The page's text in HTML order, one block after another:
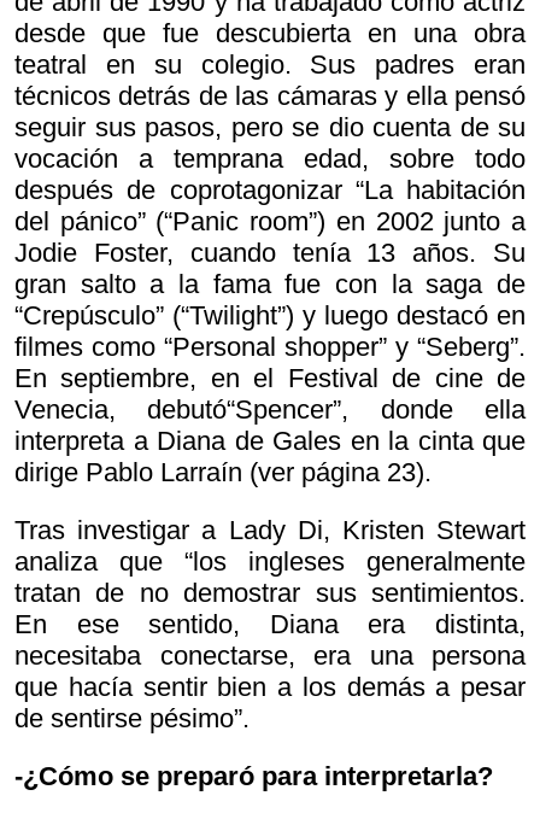
desde que fue descubierta en una obra
teatral en su colegio. Sus padres eran
técnicos detrás de las cámaras y ella pensó
seguir sus pasos, pero se dio cuenta de su
vocación a temprana edad, sobre todo
después de coprotagonizar “La habitación
del pánico” (“Panic room”) en 2002 junto a
Jodie Foster, cuando tenía 13 años. Su
gran salto a la fama fue con la saga de
“Crepúsculo” (“Twilight”) y luego destacó en
filmes como “Personal shopper” y “Seberg”.
En septiembre, en el Festival de cine de
Venecia, debutó“Spencer”, donde ella
interpreta a Diana de Gales en la cinta que
dirige Pablo Larraín (ver página 23).
Tras investigar a Lady Di, Kristen Stewart
analiza que “los ingleses generalmente
tratan de no demostrar sus sentimientos.
En ese sentido, Diana era distinta,
necesitaba conectarse, era una persona
que hacía sentir bien a los demás a pesar
de sentirse pésimo”.
-¿Cómo se preparó para interpretarla?